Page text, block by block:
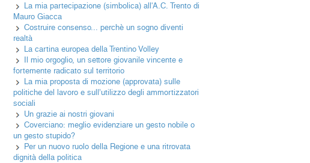
La mia partecipazione (simbolica) all'A.C. Trento di
Mauro Giacca
Costruire consenso... perchè un sogno diventi
realtà
La cartina europea della Trentino Volley
Il mio orgoglio, un settore giovanile vincente e
fortemente radicato sul territorio
La mia proposta di mozione (approvata) sulle
politiche del lavoro e sull’utilizzo degli ammortizzatori
sociali
Un grazie ai nostri giovani
Coverciano: meglio evidenziare un gesto nobile o
un gesto stupido?
Per un nuovo ruolo della Regione e una ritrovata
dignità della politica